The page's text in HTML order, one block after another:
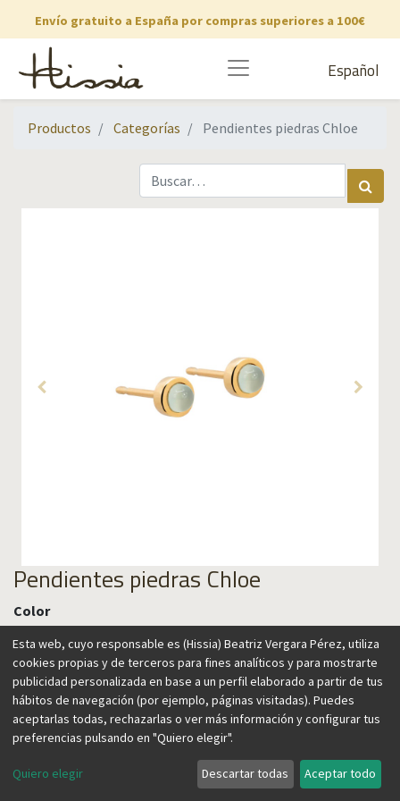
Envío gratuito a España por compras superiores a 100€
Español
Productos Categorías Pendientes piedras Chloe
Pendientes piedras Chloe
Color
49,00€
Agregar al carrito
Esta web, cuyo responsable es (Hissia) Beatriz Vergara Pérez, utiliza
cookies propias y de terceros para fines analíticos y para mostrarte
publicidad personalizada en base a un perfil elaborado a partir de tus
hábitos de navegación (por ejemplo, páginas visitadas). Puedes
aceptarlas todas, rechazarlas o ver más información y configurar tus
preferencias pulsando en "Quiero elegir".
Quiero elegir Descartar todas Aceptar todo